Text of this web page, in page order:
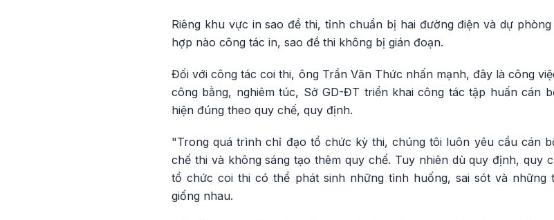
Riêng khu vực in sao đề thi, tỉnh chuẩn bị hai đường điện và dự
hợp nào công tác in, sao đề thi không bị gián đoạn.
Đối với công tác coi thi, ông Trần Văn Thức nhấn mạnh, đây là công
công bằng, nghiêm túc, Sở GD-ĐT triển khai công tác tập huấn cán
hiện đúng theo quy chế, quy định.
"Trong quá trình chỉ đạo tổ chức kỳ thi, chúng tôi luôn yêu cầu cán
chế thi và không sáng tạo thêm quy chế. Tuy nhiên dù quy định, quy
tổ chức coi thi có thể phát sinh những tình huống, sai sót và những
giống nhau.